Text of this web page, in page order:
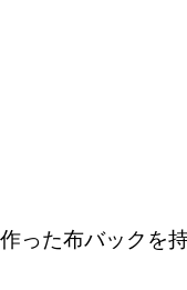
った布バックを